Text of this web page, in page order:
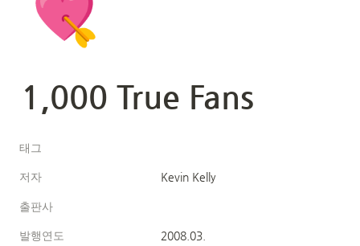
1,000 True Fans
태그
저자 Kevin Kelly
출판사
발행연도 2008.03.